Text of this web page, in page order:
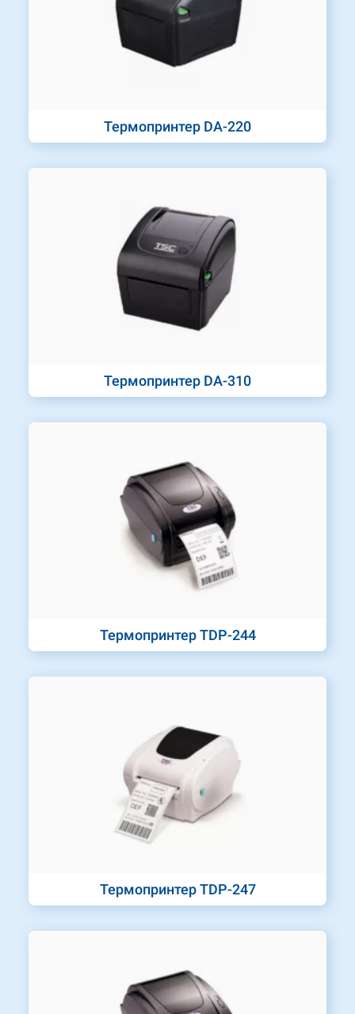
Термопринтер DA-220
Термопринтер DA-310
Термопринтер TDP-244
Термопринтер TDP-247